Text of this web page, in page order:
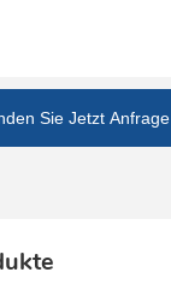
Sie Jetzt Anfrage